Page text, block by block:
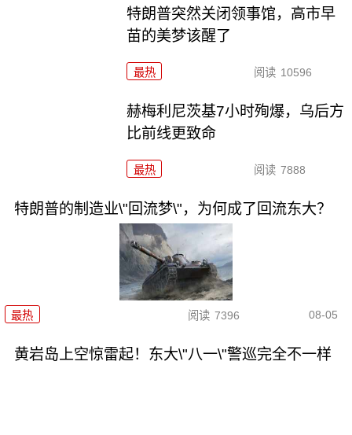
特朗普突然关闭领事馆，高市早
苗的美梦该醒了
最热 阅读 10596
赫梅利尼茨基7小时殉爆，乌后方
比前线更致命
最热 阅读 7888
特朗普的制造业\"回流梦\"，为何成了回流东大？
最热 阅读 7396 08-05
黄岩岛上空惊雷起！东大\"八一\"警巡完全不一样